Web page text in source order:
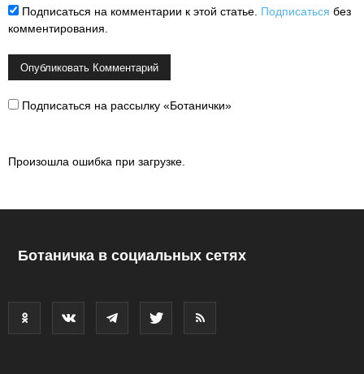
Подписаться на комментарии к этой статье. Подписаться без
комментирования.
Подписаться на рассылку «Ботанички»
Произошла ошибка при загрузке.
Ботаничка в социальных сетях